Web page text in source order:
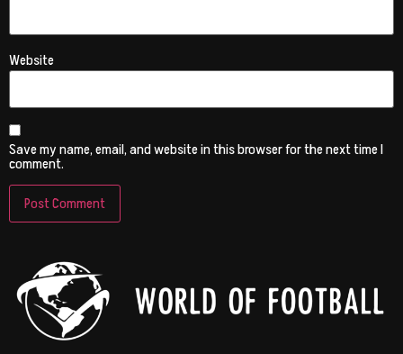
Website
Save my name, email, and website in this browser for the next time I
comment.